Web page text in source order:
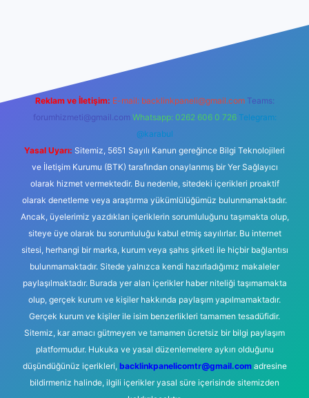
Reklam ve İletişim: E-mail: backlinkpaneli@gmail.com Teams:
forumhizmeti@gmail.com Whatsapp: 0262 606 0 726 Telegram:
@karabul
Yasal Uyarı: Sitemiz, 5651 Sayılı Kanun gereğince Bilgi Teknolojileri
ve İletişim Kurumu (BTK) tarafından onaylanmış bir Yer Sağlayıcı
olarak hizmet vermektedir. Bu nedenle, sitedeki içerikleri proaktif
olarak denetleme veya araştırma yükümlülüğümüz bulunmamaktadır.
Ancak, üyelerimiz yazdıkları içeriklerin sorumluluğunu taşımakta olup,
siteye üye olarak bu sorumluluğu kabul etmiş sayılırlar. Bu internet
sitesi, herhangi bir marka, kurum veya şahıs şirketi ile hiçbir bağlantısı
bulunmamaktadır. Sitede yalnızca kendi hazırladığımız makaleler
paylaşılmaktadır. Burada yer alan içerikler haber niteliği taşımamakta
olup, gerçek kurum ve kişiler hakkında paylaşım yapılmamaktadır.
Gerçek kurum ve kişiler ile isim benzerlikleri tamamen tesadüfidir.
Sitemiz, kar amacı gütmeyen ve tamamen ücretsiz bir bilgi paylaşım
platformudur. Hukuka ve yasal düzenlemelere aykırı olduğunu
düşündüğünüz içerikleri, backlinkpanelicomtr@gmail.comadresine
bildirmeniz halinde, ilgili içerikler yasal süre içerisinde sitemizden